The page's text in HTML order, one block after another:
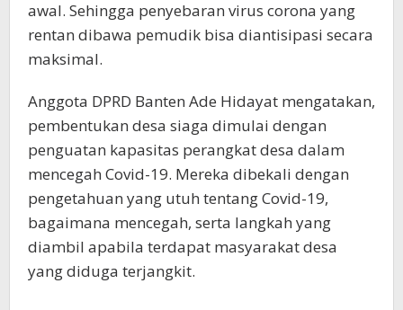
awal. Sehingga penyebaran virus corona yang
rentan dibawa pemudik bisa diantisipasi secara
maksimal.
Anggota DPRD Banten Ade Hidayat mengatakan,
pembentukan desa siaga dimulai dengan
penguatan kapasitas perangkat desa dalam
mencegah Covid-19. Mereka dibekali dengan
pengetahuan yang utuh tentang Covid-19,
bagaimana mencegah, serta langkah yang
diambil apabila terdapat masyarakat desa
yang diduga terjangkit.